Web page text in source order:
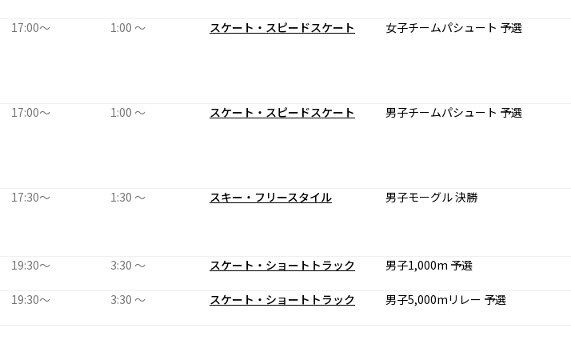
17:00〜
1:00 〜 スケート・スピードスケート 女子チームパシュート 予選
17:00〜
1:00 〜 スケート・スピードスケート 男子チームパシュート 予選
17:30〜
1:30 〜 スキー・フリースタイル 男子モーグル 決勝
19:30〜
3:30 〜 スケート・ショートトラック 男子1,000m 予選
19:30〜
3:30 〜 スケート・ショートトラック 男子5,000mリレー 予選